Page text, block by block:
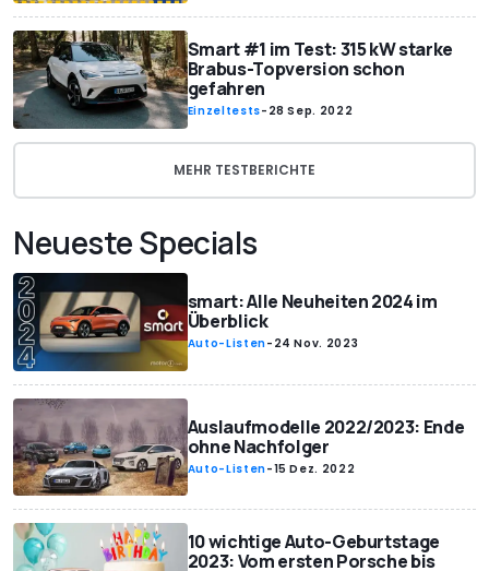
Smart #1 im Test: 315 kW starke
Brabus-Topversion schon
gefahren
Einzeltests- 28 Sep. 2022
MEHR TESTBERICHTE
Neueste Specials
smart: Alle Neuheiten 2024 im
Überblick
Auto-Listen- 24 Nov. 2023
Auslaufmodelle 2022/2023: Ende
ohne Nachfolger
Auto-Listen-15 Dez. 2022
10 wichtige Auto-Geburtstage
2023: Vom ersten Porsche bis